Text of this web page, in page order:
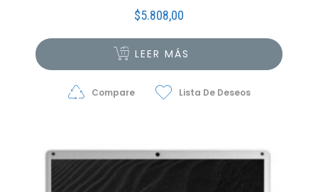
$5.808,00
LEER MÁS
Compare Lista De Deseos